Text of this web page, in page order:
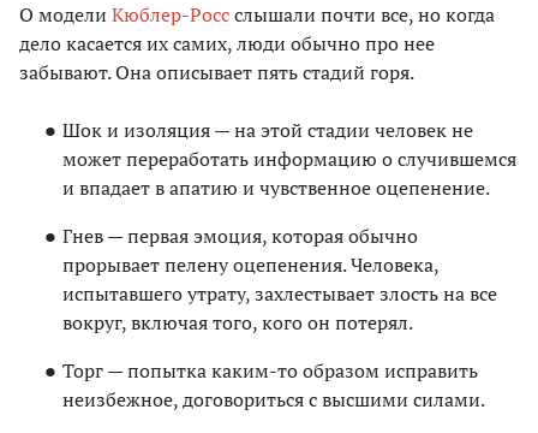
О модели Кюблер-Россслышали почти все, но когда
дело касается их самих, люди обычно про нее
забывают. Она описывает пять стадий горя.
Шок и изоляция — на этой стадии человек не
может переработать информацию о случившемся
и впадает в апатию и чувственное оцепенение.
Гнев — первая эмоция, которая обычно
прорывает пелену оцепенения. Человека,
испытавшего утрату, захлестывает злость на все
вокруг, включая того, кого он потерял.
Торг — попытка каким-то образом исправить
неизбежное, договориться с высшими силами.